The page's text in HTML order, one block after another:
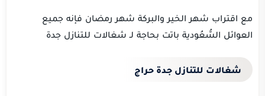
مع اقتراب شهر الخير والبركة شهر رمضان فإنه جميع
العوائل السُّعُودية باتت بحاجة لـ شغالات للتنازل جدة
شغالات للتنازل جدة حراج